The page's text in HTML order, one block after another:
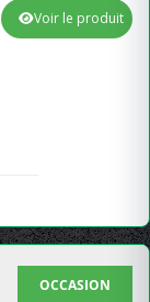
Voir le produit
OCCASION